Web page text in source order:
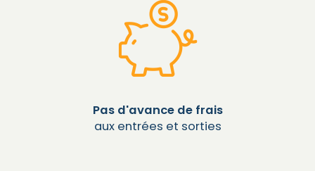
Pas d'avance de frais
aux entrées et sorties